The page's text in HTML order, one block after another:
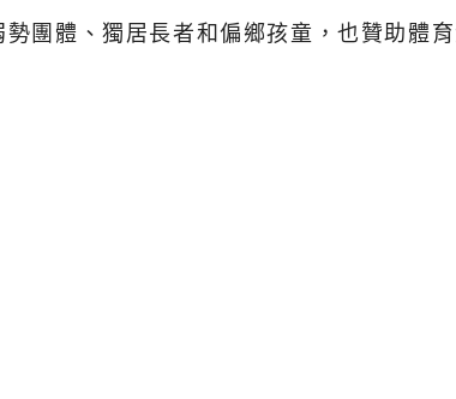
團體、獨居長者和偏鄉孩童，也贊助體